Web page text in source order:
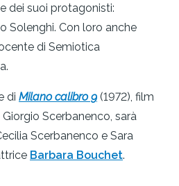
dei suoi protagonisti:
Solenghi. Con loro anche
di Semiotica
di Milano calibro 9 (1972), film
Scerbanenco, sarà
Scerbanenco e Sara
Barbara Bouchet.